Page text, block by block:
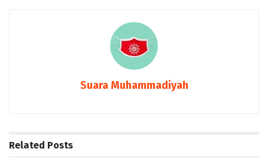
Suara Muhammadiyah
Related Posts